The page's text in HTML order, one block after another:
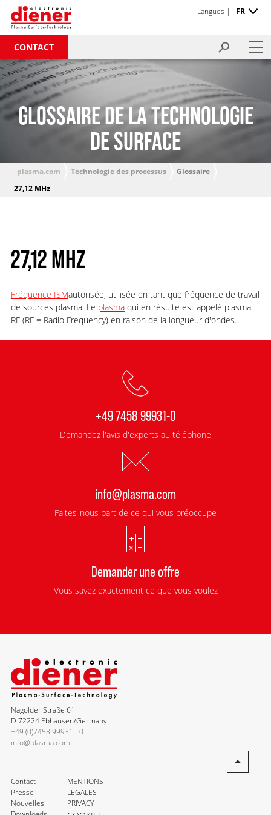
CONTACT
Langues | FR
GLOSSAIRE DE LA TECHNOLOGIE
DE SURFACE
plasma.com Technologie des processus
Glossaire
27,12 MHz
27,12 MHZ
Fréquence ISMautorisée, utilisée en tant que fréquence de travail
de sources plasma. Le plasmaqui en résulte est appelé plasma
RF (RF = Radio Frequency) en raison de la longueur d'ondes.
+49 7458 99931-0
Demandez l'avis d'experts au téléphone
info@plasma.com
Faites-nous part de ce qui vous préoccupe
Demander une offre
Vous savez exactement ce que vous voulez
Nagolder Straße 61
D-72224 Ebhausen/Germany
+49 (0)7458 99931 - 0
info@plasma.com
Contact
Presse
Nouvelles
MENTIONS
LÉGALES
PRIVACY